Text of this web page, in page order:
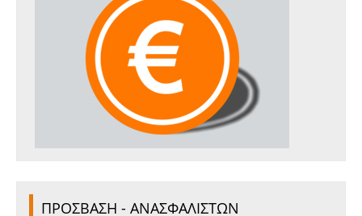
ΠΡΟΣΒΑΣΗ - ΑΝΑΣΦΑΛΙΣΤΩΝ